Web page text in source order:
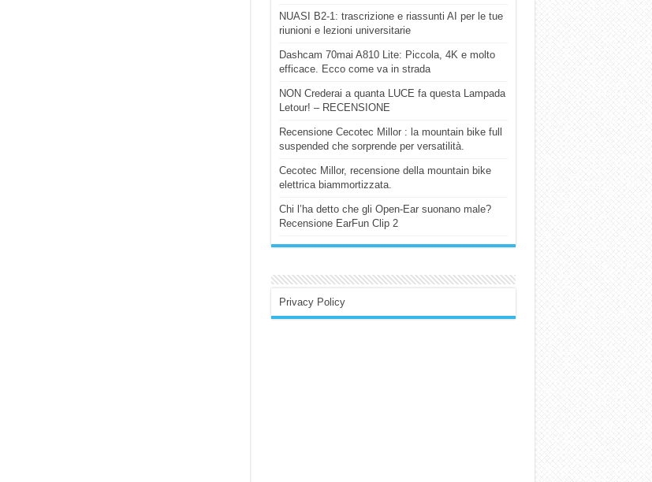
NUASI B2-1: trascrizione e riassunti AI per le tue
riunioni e lezioni universitarie
Dashcam 70mai A810 Lite: Piccola, 4K e molto
efficace. Ecco come va in strada
NON Crederai a quanta LUCE fa questa Lampada
Letour! – RECENSIONE
Recensione Cecotec Millor : la mountain bike full
suspended che sorprende per versatilità.
Cecotec Millor, recensione della mountain bike
elettrica biammortizzata.
Chi l’ha detto che gli Open-Ear suonano male?
Recensione EarFun Clip 2
Privacy Policy